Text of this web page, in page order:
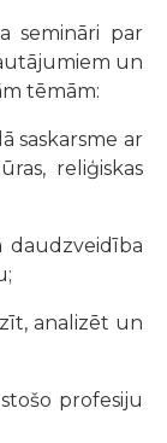
semināri par
un
tēmām:
saskarsme ar
reliģiskas
analizēt un
profesiju